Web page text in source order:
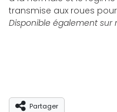
transmise aux roues
Disponible également
Partager
Partager